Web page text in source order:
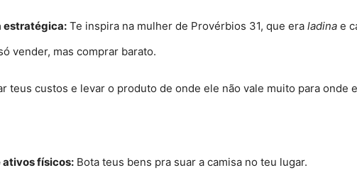
estratégica: Te inspira na mulher de Provérbios 31, que era ladina e
vender, mas comprar barato.
teus custos e levar o produto de onde ele não vale muito para onde
ativos físicos: Bota teus bens pra suar a camisa no teu lugar.